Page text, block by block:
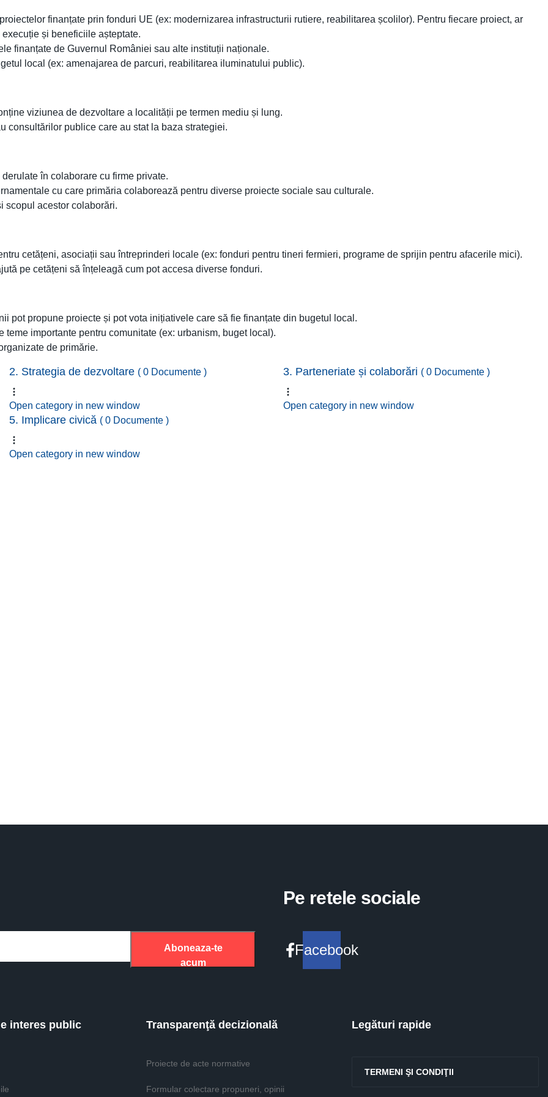
finanțate prin fonduri UE (ex: modernizarea infrastructurii rutiere, reabilitarea școlilor). Pentru fiecare proiect, ar
și beneficiile așteptate.
finanțate de Guvernul României sau alte instituții naționale.
local (ex: amenajarea de parcuri, reabilitarea iluminatului public).
viziunea de dezvoltare a localității pe termen mediu și lung.
consultărilor publice care au stat la baza strategiei.
în colaborare cu firme private.
cu care primăria colaborează pentru diverse proiecte sociale sau culturale.
scopul acestor colaborări.
cetățeni, asociații sau întreprinderi locale (ex: fonduri pentru tineri fermieri, programe de sprijin pentru afacerile mici).
pe cetățeni să înțeleagă cum pot accesa diverse fonduri.
pot propune proiecte și pot vota inițiativele care să fie finanțate din bugetul local.
importante pentru comunitate (ex: urbanism, buget local).
de primărie.
2. Strategia de dezvoltare ( 0 Documente )
Open category in new window
3. Parteneriate și colaborări ( 0 Documente )
Open category in new window
5. Implicare civică ( 0 Documente )
Open category in new window
Aboneaza-te
acum
Pe retele sociale
Facebook
interes public Transparenţă decizională
Proiecte de acte normative
Formular colectare propuneri, opinii
Legături rapide
TERMENI ŞI CONDIŢII